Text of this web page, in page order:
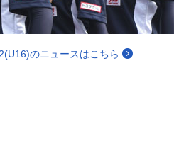
のニュースはこちら